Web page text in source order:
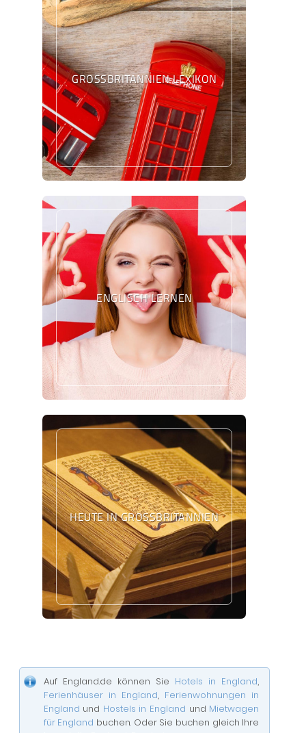
GROSSBRITANNIEN LEXIKON
ENGLISCH LERNEN
HEUTE IN GROSSBRITANNIEN
Auf England.de können Sie Hotels in England,
Ferienhäuser in England, Ferienwohnungen in
England und Hostels in England und Mietwagen
für England buchen. Oder Sie buchen gleich Ihre